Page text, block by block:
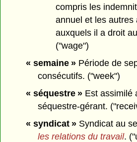
compris les
annuel et les autres
auxquels il a droit
("wage")
« semaine »Période de
consécutifs. ("week")
« séquestre »Est assimilé
séquestre-gérant.
« syndicat »Syndicat au
les relations du travail.